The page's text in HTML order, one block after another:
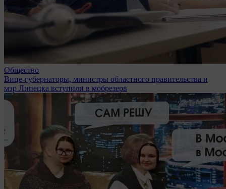
Общество
Вице-губернаторы, министры областного правительства и
мэр Липецка вступили в мобрезерв